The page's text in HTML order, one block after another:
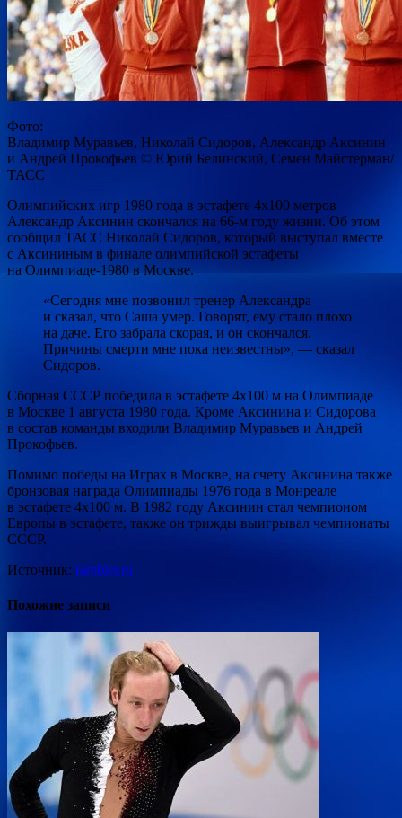
Фото:
Владимир Муравьев, Николай Сидоров, Александр Аксинин
и Андрей Прокофьев © Юрий Белинский, Семен Майстерман/
ТАСС
Олимпийских игр 1980 года в эстафете 4х100 метров
Александр Аксинин скончался на 66-м году жизни. Об этом
сообщил ТАСС Николай Сидоров, который выступал вместе
с Аксининым в финале олимпийской эстафеты
на Олимпиаде-1980 в Москве.
«Сегодня мне позвонил тренер Александра
и сказал, что Саша умер. Говорят, ему стало плохо
на даче. Его забрала скорая, и он скончался.
Причины смерти мне пока неизвестны», — сказал
Сидоров.
Сборная СССР победила в эстафете 4х100 м на Олимпиаде
в Москве 1 августа 1980 года. Кроме Аксинина и Сидорова
в состав команды входили Владимир Муравьев и Андрей
Прокофьев.
Помимо победы на Играх в Москве, на счету Аксинина также
бронзовая награда Олимпиады 1976 года в Монреале
в эстафете 4х100 м. В 1982 году Аксинин стал чемпионом
Европы в эстафете, также он трижды выигрывал чемпионаты
СССР.
Источник: rambler.ru
Похожие записи